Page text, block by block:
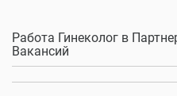
Работа Гинеколог в
Вакансий